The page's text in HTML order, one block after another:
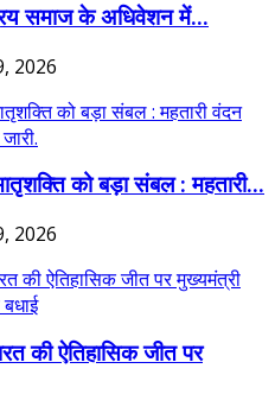
समाज के अधिवेशन में...
2026
को बड़ा संबल : महतारी...
2026
की ऐतिहासिक जीत पर